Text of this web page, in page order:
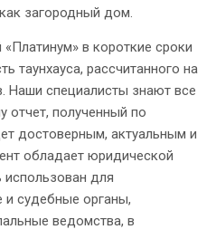
загородный дом.
в короткие сроки
таунхауса, рассчитанного на
Наши специалисты знают все
отчет, полученный по
достоверным, актуальным и
обладает юридической
для
и судебные органы,
ведомства, в